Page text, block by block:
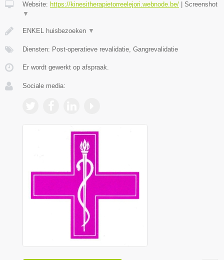
Website: https://kinesitherapietorreelejori.webnode.be/
Screenshot
▼
ENKEL huisbezoeken ▼
Diensten: Post-operatieve revalidatie, Gangrevalidatie
Er wordt gewerkt op afspraak.
Sociale media: